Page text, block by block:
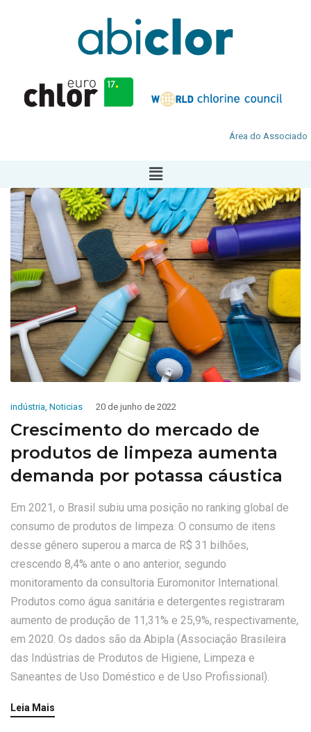
Área do Associado
indústria, Noticias 20 de junho de 2022
Crescimento do mercado de
produtos de limpeza aumenta
demanda por potassa cáustica
Em 2021, o Brasil subiu uma posição no ranking global de
consumo de produtos de limpeza. O consumo de itens
desse gênero superou a marca de R$ 31 bilhões,
crescendo 8,4% ante o ano anterior, segundo
monitoramento da consultoria Euromonitor International.
Produtos como água sanitária e detergentes registraram
aumento de produção de 11,31% e 25,9%, respectivamente,
em 2020. Os dados são da Abipla (Associação Brasileira
das Indústrias de Produtos de Higiene, Limpeza e
Saneantes de Uso Doméstico e de Uso Profissional).
Leia Mais